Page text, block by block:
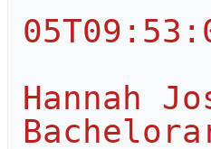
Hannah